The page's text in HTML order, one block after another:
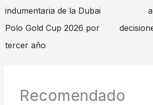
indumentaria de la Dubai
Polo Gold Cup 2026 por
tercer año
Recomendado